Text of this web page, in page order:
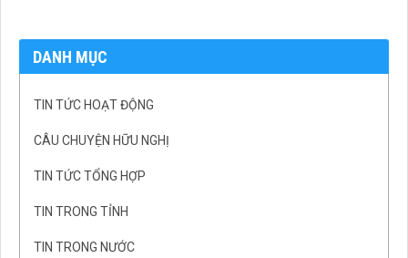
DANH MỤC
TIN TỨC HOẠT ĐỘNG
CÂU CHUYỆN HỮU NGHỊ
TIN TỨC TỔNG HỢP
TIN TRONG TỈNH
TIN TRONG NƯỚC